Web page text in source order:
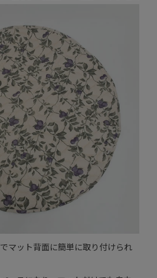
マット背面に簡単に取り付けられ